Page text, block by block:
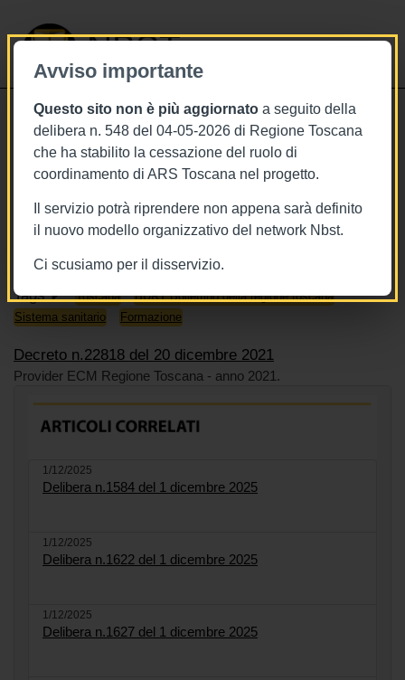
Avviso importante
Questo sito non è più aggiornato a seguito della
delibera n. 548 del 04-05-2026 di Regione Toscana
che ha stabilito la cessazione del ruolo di
coordinamento di ARS Toscana nel progetto.
Il servizio potrà riprendere non appena sarà definito
il nuovo modello organizzativo del network Nbst.
Ci scusiamo per il disservizio.
NBST
20/12/2021
Decreto n.22818 del 20 dicembre
2021
Tags Toscana
BURT Bollettino della regione toscana
Sistema sanitario
Formazione
Decreto n.22818 del 20 dicembre 2021
Provider ECM Regione Toscana - anno 2021.
1/12/2025
Delibera n.1584 del 1 dicembre 2025
1/12/2025
Delibera n.1622 del 1 dicembre 2025
1/12/2025
Delibera n.1627 del 1 dicembre 2025